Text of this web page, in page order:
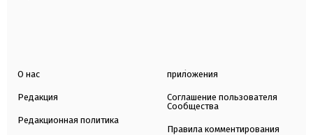
О нас
Редакция
Редакционная политика
приложения
Соглашение пользователя
Сообщества
Правила комментирования